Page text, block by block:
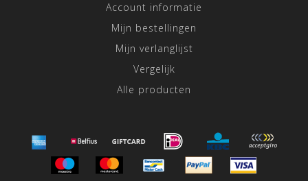
Account informatie
Mijn bestellingen
Mijn verlanglijst
Vergelijk
Alle producten